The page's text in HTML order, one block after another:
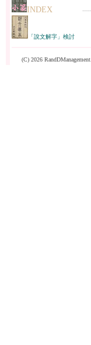
INDEX
「說文解字」検討
(C) 2026